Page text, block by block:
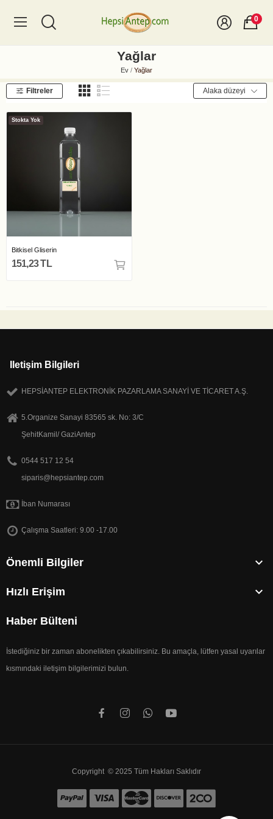
0
Yağlar
Ev Yağlar
Filtreler Alaka düzeyi
Stokta Yok
Bitkisel Gliserin
151,23 TL
Iletişim Bilgileri
HEPSİANTEP ELEKTRONİK PAZARLAMA SANAYİ VE TİCARET A.Ş.
5.Organize Sanayi 83565 sk. No: 3/C
ŞehitKamil/ GaziAntep
0544 517 12 54
siparis@hepsiantep.com
İban Numarası
Çalışma Saatleri: 9.00 -17.00
Önemli Bilgiler 
Hızlı Erişim 
Haber Bülteni
İstediğiniz bir zaman abonelikten çıkabilirsiniz. Bu amaçla, lütfen yasal uyarılar
kısmındaki iletişim bilgilerimizi bulun.
Copyright © 2025 Tüm Hakları Saklıdır